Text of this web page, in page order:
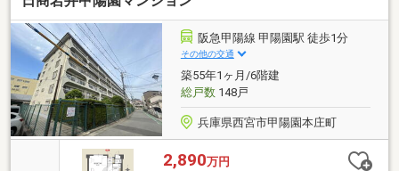
阪急甲陽線 甲陽園駅 徒歩1分
その他の交通
築55年1ヶ月/6階建
総戸数148戸
兵庫県西宮市甲陽園本庄町
2,890万円